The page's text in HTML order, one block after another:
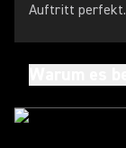
Auftritt perfekt.